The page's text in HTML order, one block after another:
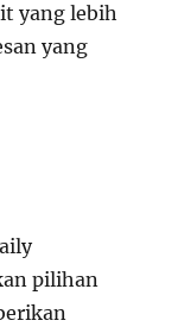
yang lebih
yang
pilihan